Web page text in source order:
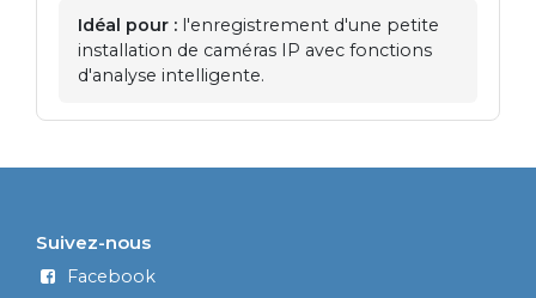
Idéal pour : l'enregistrement d'une petite
installation de caméras IP avec fonctions
d'analyse intelligente.
Suivez-nous
Facebook